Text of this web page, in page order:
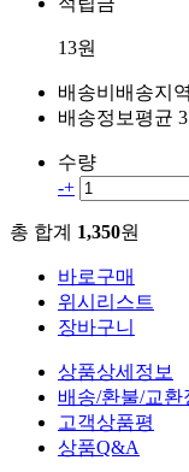
13원
배송비 배송지
배송정보평균
수량
-+
총 합계 1,350원
바로구매
위시리스트
장바구니
상품상세정보
배송/환불/교환
고객상품평
상품Q&A